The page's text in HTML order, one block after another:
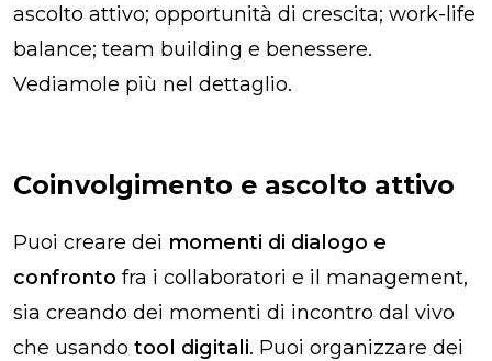
ascolto attivo; opportunità di crescita; work-life
balance; team building e benessere.
Vediamole più nel dettaglio.
Coinvolgimento e ascolto attivo
Puoi creare dei momenti di dialogo e
confronto fra i collaboratori e il management,
sia creando dei momenti di incontro dal vivo
che usando tool digitali. Puoi organizzare dei